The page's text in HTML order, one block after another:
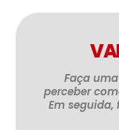
Faça
perceber
Em